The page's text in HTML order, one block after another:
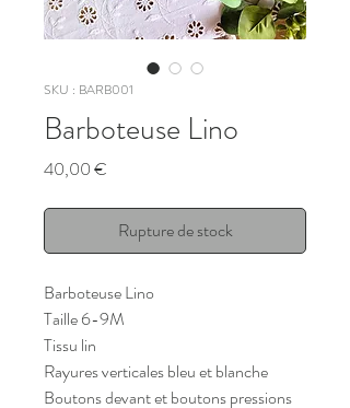
SKU : BARB001
Barboteuse Lino
40,00 €
Rupture de stock
Barboteuse Lino
Taille 6-9M
Tissu lin
Rayures verticales bleu et blanche
Boutons devant et boutons pressions